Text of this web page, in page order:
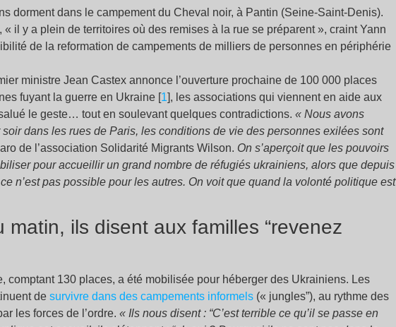
dorment dans le campement du Cheval noir, à Pantin (Seine-Saint-Denis).
il y a plein de territoires où des remises à la rue se préparent », craint Yann
de la reformation de campements de milliers de personnes en périphérie
ministre Jean Castex annonce l’ouverture prochaine de 100 000 places
fuyant la guerre en Ukraine [1], les associations qui viennent en aide aux
le geste… tout en soulevant quelques contradictions. « Nous avons
dans les rues de Paris, les conditions de vie des personnes exilées sont
de l’association Solidarité Migrants Wilson. On s’aperçoit que les pouvoirs
pour accueillir un grand nombre de réfugiés ukrainiens, alors que depuis
n’est pas possible pour les autres. On voit que quand la volonté politique est
matin, ils disent aux familles “revenez
comptant 130 places, a été mobilisée pour héberger des Ukrainiens. Les
de survivre dans des campements informels (« jungles”), au rythme des
les forces de l’ordre. « Ils nous disent : “C’est terrible ce qu’il se passe en